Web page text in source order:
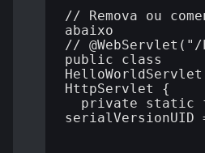
// Remova ou
abaixo
//
public class
HttpServlet {
private static
serialVersionUID